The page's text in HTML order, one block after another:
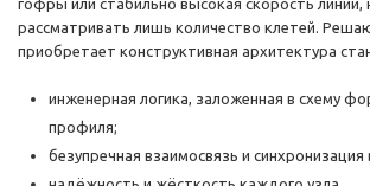
гофры или стабильно высокая скорость линии,
рассматривать лишь количество клетей.
приобретает конструктивная архитектура
инженерная логика, заложенная в схему
профиля;
безупречная взаимосвязь и